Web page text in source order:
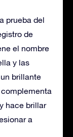
prueba del
de
el nombre
y las
brillante
hace brillar
a